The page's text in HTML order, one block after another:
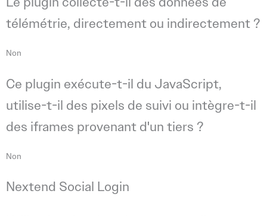
télémétrie, directement ou indirectement ?
Non
Ce plugin exécute-t-il du JavaScript,
utilise-t-il des pixels de suivi ou intègre-t-il
des iframes provenant d'un tiers ?
Non
Nextend Social Login